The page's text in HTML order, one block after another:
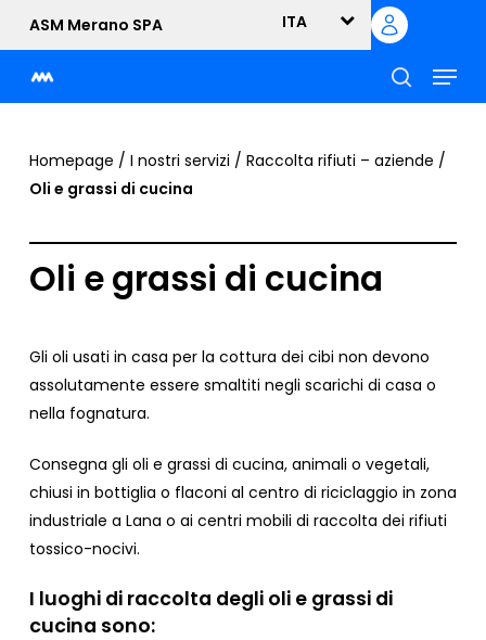
main
content
ASM Merano SPA ITA
cerca
Menu
Homepage / I nostri servizi / Raccolta rifiuti – aziende /
Oli e grassi di cucina
Oli e grassi di cucina
Gli oli usati in casa per la cottura dei cibi non devono
assolutamente essere smaltiti negli scarichi di casa o
nella fognatura.
Consegna gli oli e grassi di cucina, animali o vegetali,
chiusi in bottiglia o flaconi al centro di riciclaggio in zona
industriale a Lana o ai centri mobili di raccolta dei rifiuti
tossico-nocivi.
I luoghi di raccolta degli oli e grassi di
cucina sono: